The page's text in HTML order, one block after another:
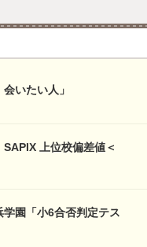
いたい人」
上位校偏差値＜
園「小6合否判定テス